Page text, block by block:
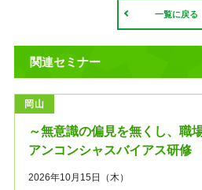
一覧に戻る
関連セミナー
岡山
～無意識の偏見を無くし、職
アンコンシャスバイアス研修
2026年10月15日（木）